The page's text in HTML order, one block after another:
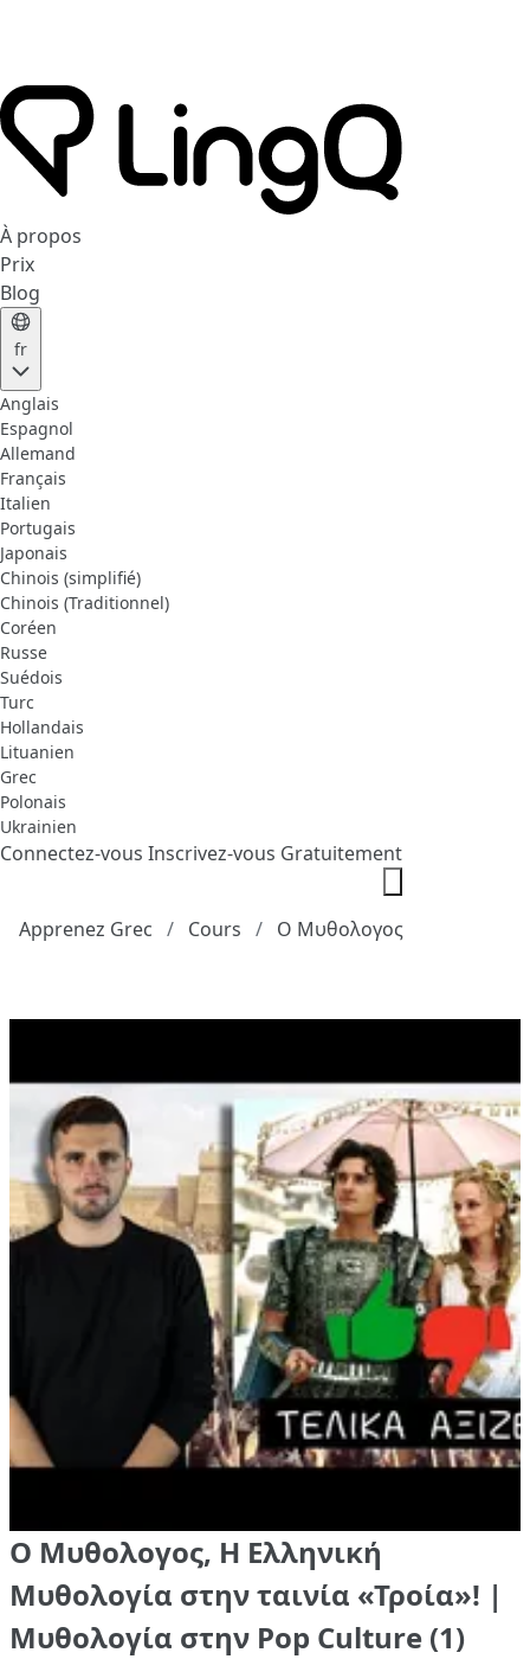
À propos
Prix
Blog
fr
Anglais
Espagnol
Allemand
Français
Italien
Portugais
Japonais
Chinois (simplifié)
Chinois (Traditionnel)
Coréen
Russe
Suédois
Turc
Hollandais
Lituanien
Grec
Polonais
Ukrainien
Connectez-vous Inscrivez-vous Gratuitement
Apprenez Grec Cours Ο Μυθολογος
Ο Μυθολογος, Η Ελληνική
Μυθολογία στην ταινία «Τροία»! |
Μυθολογία στην Pop Culture (1)